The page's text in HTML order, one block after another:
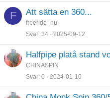
F Att sätta en 360...
freeride_nu
Svar 34 2025-09-12
Halfpipe platå stand
CHINASPIN
Svar 0 2024-01-10